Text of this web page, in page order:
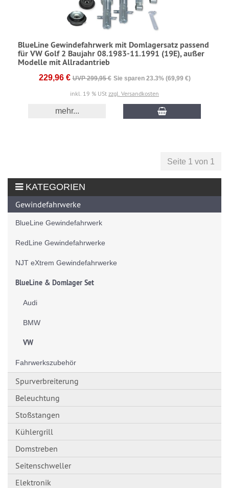
BlueLine Gewindefahrwerk mit Domlagersatz passend
für VW Golf 2 Baujahr 08.1983-11.1991 (19E), außer
Modelle mit Allradantrieb
229,96 € UVP 299,95 € Sie sparen 23.3% (69,99 €)
inkl. 19 % USt zzgl. Versandkosten
mehr...
Seite 1 von 1
KATEGORIEN
Gewindefahrwerke
BlueLine Gewindefahrwerk
RedLine Gewindefahrwerke
NJT eXtrem Gewindefahrwerke
BlueLine & Domlager Set
Audi
BMW
VW
Fahrwerkszubehör
Spurverbreiterung
Beleuchtung
Stoßstangen
Kühlergrill
Domstreben
Seitenschweller
Elektronik